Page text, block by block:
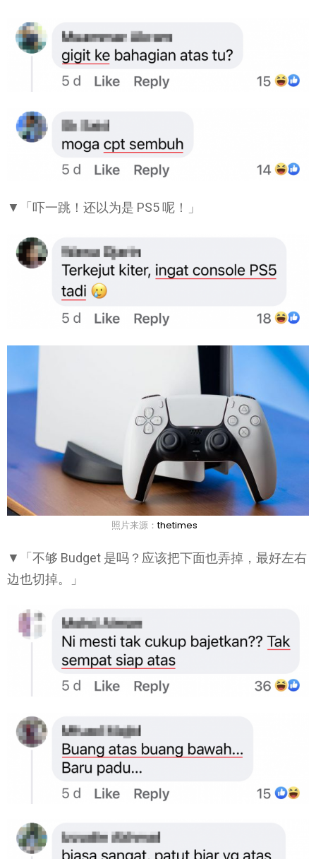
▼「吓一跳！还以为是 PS5 呢！」
照片来源：thetimes
▼「不够 Budget 是吗？应该把下面也弄掉，最好左右
边也切掉。」